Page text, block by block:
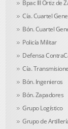
Bpac III Ortiz de
Cía. Cuartel
Bón. Cuartel
Policía Militar
Defensa
Cía.
Bón. Ingenieros
Bón. Zapadores
Grupo Logístico
Grupo de